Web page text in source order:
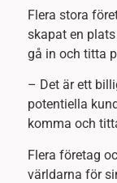
Flera stora
skapat en
gå in och titta
– Det är ett
potentiella
komma och
Flera företag
världarna för